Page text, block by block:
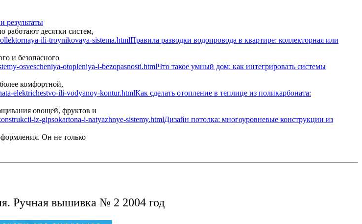
результаты
десятки систем,
Правила разводки водопровода в квартире: коллекторная или
и безопасного
Что такое умный дом: как интегрировать системы
комфортной,
Как сделать отопление в теплице из поликарбоната:
овощей, фруктов и
Дизайн потолка: многоуровневые конструкции из
Он не только
Ручная вышивка № 2 2004 год